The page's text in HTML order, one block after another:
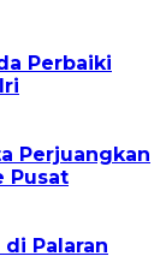
Perbaiki
Perjuangkan
Pusat
Palaran